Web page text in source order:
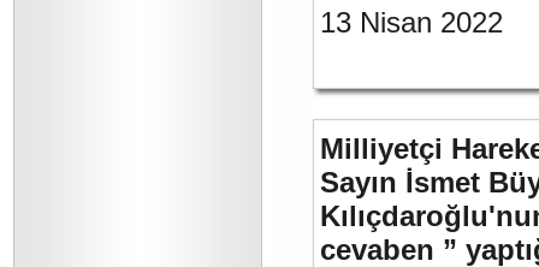
13 Nisan 2022
Milliyetçi
Sayın İsmet
cevaben ”